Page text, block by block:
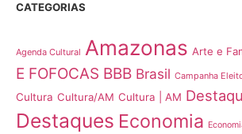
CATEGORIAS
Agenda Cultural Amazonas Arte e
E FOFOCAS BBB Brasil Campanha
Cultura Cultura/AM Cultura | AM
Destaques Economia